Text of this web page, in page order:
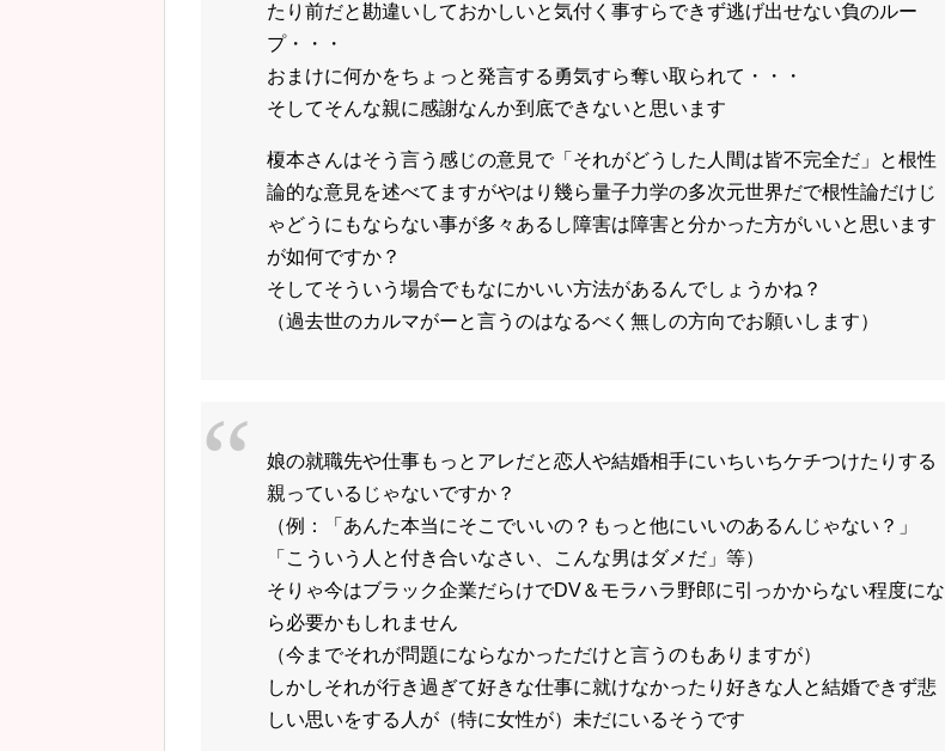
たり前だと勘違いしておかしいと気付く事すらできず逃げ出せない負のルー
プ・・・
おまけに何かをちょっと発言する勇気すら奪い取られて・・・
そしてそんな親に感謝なんか到底できないと思います
榎本さんはそう言う感じの意見で「それがどうした人間は皆不完全だ」と根性
論的な意見を述べてますがやはり幾ら量子力学の多次元世界だで根性論だけじ
ゃどうにもならない事が多々あるし障害は障害と分かった方がいいと思います
が如何ですか？
そしてそういう場合でもなにかいい方法があるんでしょうかね？
（過去世のカルマがーと言うのはなるべく無しの方向でお願いします）
娘の就職先や仕事もっとアレだと恋人や結婚相手にいちいちケチつけたりする
親っているじゃないですか？
（例：「あんた本当にそこでいいの？もっと他にいいのあるんじゃない？」
「こういう人と付き合いなさい、こんな男はダメだ」等）
そりゃ今はブラック企業だらけでDV＆モラハラ野郎に引っかからない程度にな
ら必要かもしれません
（今までそれが問題にならなかっただけと言うのもありますが）
しかしそれが行き過ぎて好きな仕事に就けなかったり好きな人と結婚できず悲
しい思いをする人が（特に女性が）未だにいるそうです